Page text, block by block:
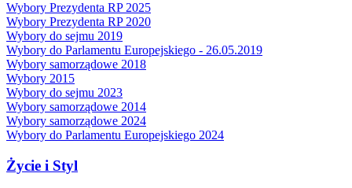
Wybory Prezydenta RP 2025
Wybory Prezydenta RP 2020
Wybory do sejmu 2019
Wybory do Parlamentu Europejskiego - 26.05.2019
Wybory samorządowe 2018
Wybory 2015
Wybory do sejmu 2023
Wybory samorządowe 2014
Wybory samorządowe 2024
Wybory do Parlamentu Europejskiego 2024
Życie i Styl